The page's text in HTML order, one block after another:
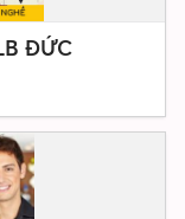
ĐỨC